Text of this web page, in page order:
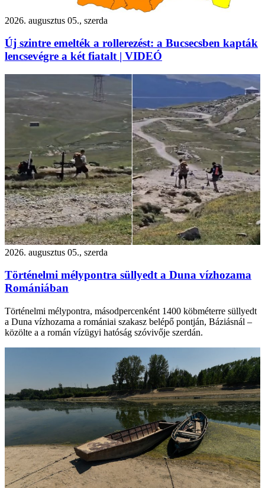
2026. augusztus 05., szerda
Új szintre emelték a rollerezést: a Bucsecsben kapták
lencsevégre a két fiatalt | VIDEÓ
2026. augusztus 05., szerda
Történelmi mélypontra süllyedt a Duna vízhozama
Romániában
Történelmi mélypontra, másodpercenként 1400 köbméterre süllyedt
a Duna vízhozama a romániai szakasz belépő pontján, Báziásnál –
közölte a a román vízügyi hatóság szóvivője szerdán.